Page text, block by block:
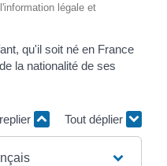
légale et
qu'il soit né en France
la nationalité de ses
Tout déplier